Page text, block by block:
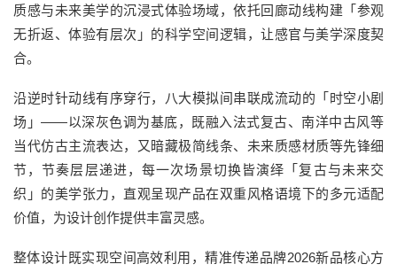
质感与未来美学的沉浸式体验场域，依托回廊动线构建「参观
无折返、体验有层次」的科学空间逻辑，让感官与美学深度契
合。
沿逆时针动线有序穿行，八大模拟间串联成流动的「时空小剧
场」——以深灰色调为基底，既融入法式复古、南洋中古风等
当代仿古主流表达，又暗藏极简线条、未来质感材质等先锋细
节，节奏层层递进，每一次场景切换皆演绎「复古与未来交
织」的美学张力，直观呈现产品在双重风格语境下的多元适配
价值，为设计创作提供丰富灵感。
整体设计既实现空间高效利用，精准传递品牌2026新品核心方